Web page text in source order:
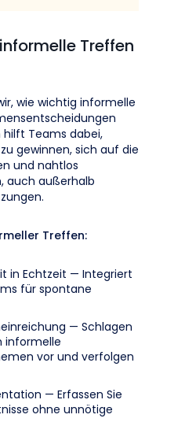
Treffen
wie wichtig informelle
hilft Teams dabei,
gewinnen, sich auf die
und nahtlos
auch außerhalb
Treffen:
in Echtzeit — Integriert
für spontane
— Schlagen
informelle
vor und verfolgen
— Erfassen Sie
ohne unnötige